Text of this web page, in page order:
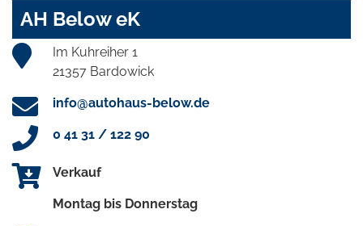
AH Below eK
Im Kuhreiher 1
21357 Bardowick
info@autohaus-below.de
0 41 31 / 122 90
Verkauf
Montag bis Donnerstag